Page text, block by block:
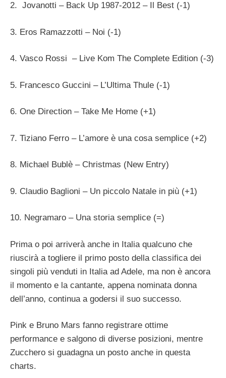
2. Jovanotti – Back Up 1987-2012 – Il Best (-1)
3. Eros Ramazzotti – Noi (-1)
4. Vasco Rossi – Live Kom The Complete Edition (-3)
5. Francesco Guccini – L’Ultima Thule (-1)
6. One Direction – Take Me Home (+1)
7. Tiziano Ferro – L’amore è una cosa semplice (+2)
8. Michael Bublè – Christmas (New Entry)
9. Claudio Baglioni – Un piccolo Natale in più (+1)
10. Negramaro – Una storia semplice (=)
Prima o poi arriverà anche in Italia qualcuno che
riuscirà a togliere il primo posto della classifica dei
singoli più venduti in Italia ad Adele, ma non è ancora
il momento e la cantante, appena nominata donna
dell’anno, continua a godersi il suo successo.
Pink e Bruno Mars fanno registrare ottime
performance e salgono di diverse posizioni, mentre
Zucchero si guadagna un posto anche in questa
charts.